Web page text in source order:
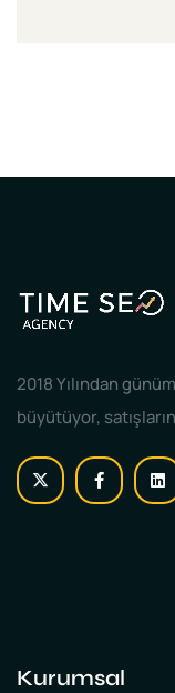
2018 Yılından
büyütüyor,
Kurumsal